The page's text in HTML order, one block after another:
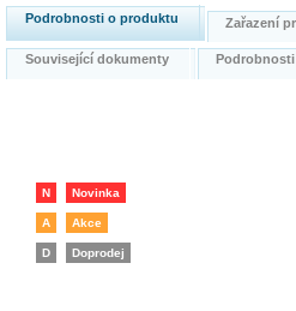
Podrobnosti o produktu Zařazení
Související dokumenty
N Novinka
A Akce
D Doprodej